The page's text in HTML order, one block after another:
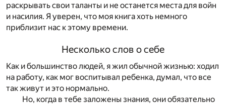
раскрывать свои таланты и не останется места для войн
и насилия. Я уверен, что моя книга хоть немного
приблизит нас к этому времени.
Несколько слов о себе
Как и большинство людей, я жил обычной жизнью: ходил
на работу, как мог воспитывал ребенка, думал, что все
так живут и это нормально.
Но, когда в тебе заложены знания, они обязательно